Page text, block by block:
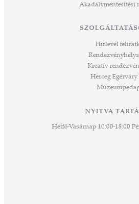
Akadálymentesítési
Hírlevél
Kreatív
Herceg Egérváry
NYITVA
Hétfő-Vasárnap 10:00-18:00